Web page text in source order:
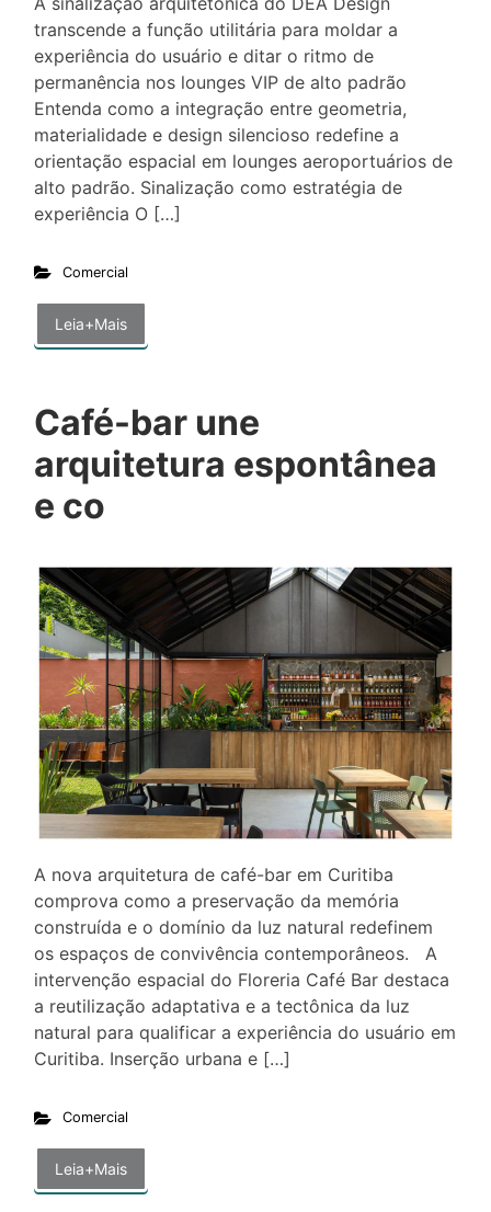
transcende a função utilitária para moldar a
experiência do usuário e ditar o ritmo de
permanência nos lounges VIP de alto padrão
Entenda como a integração entre geometria,
materialidade e design silencioso redefine a
orientação espacial em lounges aeroportuários de
alto padrão. Sinalização como estratégia de
experiência O […]
Comercial
Leia+Mais
Café-bar une
arquitetura espontânea
e co
A nova arquitetura de café-bar em Curitiba
comprova como a preservação da memória
construída e o domínio da luz natural redefinem
os espaços de convivência contemporâneos. A
intervenção espacial do Floreria Café Bar destaca
a reutilização adaptativa e a tectônica da luz
natural para qualificar a experiência do usuário em
Curitiba. Inserção urbana e […]
Comercial
Leia+Mais